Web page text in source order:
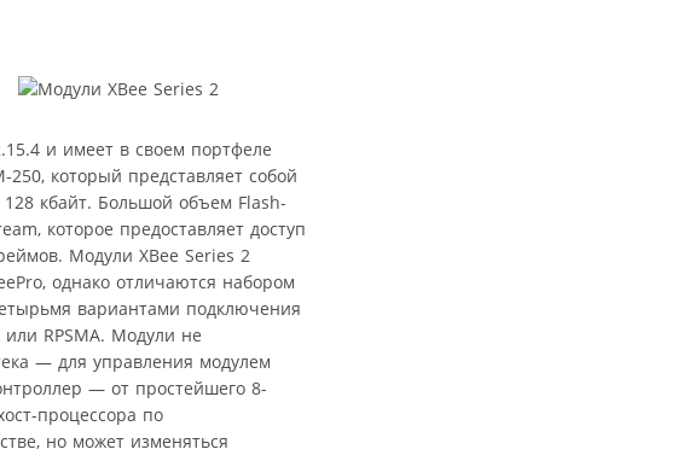
и имеет в своем портфеле
который представляет собой
кбайт. Большой объем Flash-
которое предоставляет доступ
Модули XBee Series 2
однако отличаются набором
вариантами подключения
RPSMA. Модули не
— для управления модулем
— от простейшего 8-
процессора по
но может изменяться